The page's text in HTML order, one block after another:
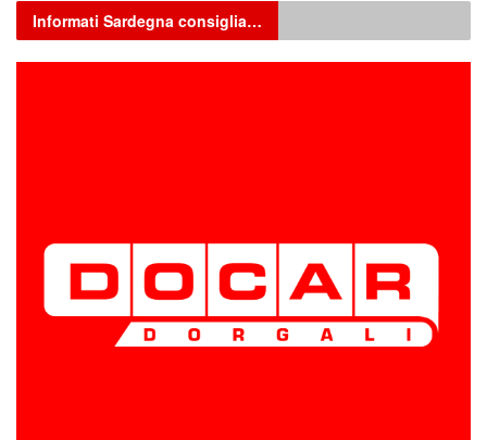
Informati Sardegna consiglia…